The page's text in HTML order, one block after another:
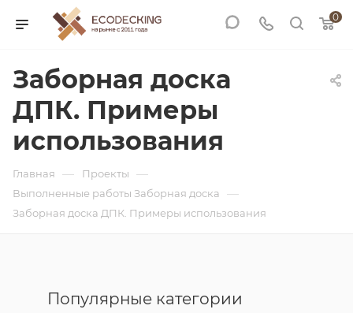
0
Заборная доска
ДПК. Примеры
использования
Главная — Проекты —
Выполненные работы Заборная доска —
Заборная доска ДПК. Примеры использования
Популярные категории